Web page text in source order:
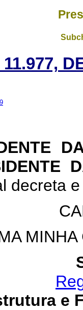
11.977,
decreta
e